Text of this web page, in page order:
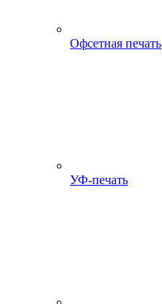
Офсетная печать
УФ-печать